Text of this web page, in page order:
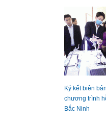
Ký kết biên
chương trình
Bắc Ninh